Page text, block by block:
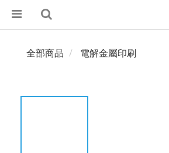
全部商品 電解金屬印刷